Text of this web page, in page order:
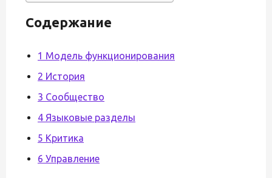
Содержание
1 Модель функционирования
2 История
3 Сообщество
4 Языковые разделы
5 Критика
6 Управление